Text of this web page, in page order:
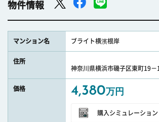
物件情報
マンション名 ブライト横濱根岸
住所
神奈川県横浜市磯子区東町19－1
価格 4,380万円
購入シミュレーション